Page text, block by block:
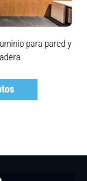
para pared y